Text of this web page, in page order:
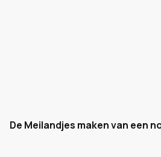
De Meilandjes maken van een